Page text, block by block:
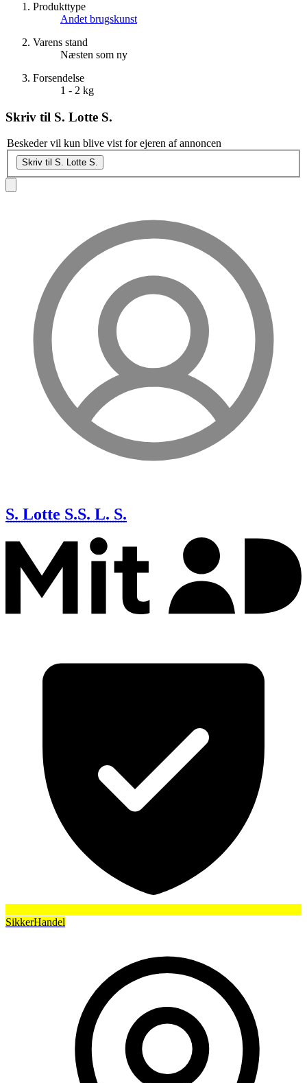
Produkttype
Andet brugskunst
Varens stand
Næsten som ny
Forsendelse
1 - 2 kg
Skriv til S. Lotte S.
Beskeder vil kun blive vist for ejeren af annoncen
Skriv til S. Lotte S.
S. Lotte S.S. L. S.
SikkerHandel